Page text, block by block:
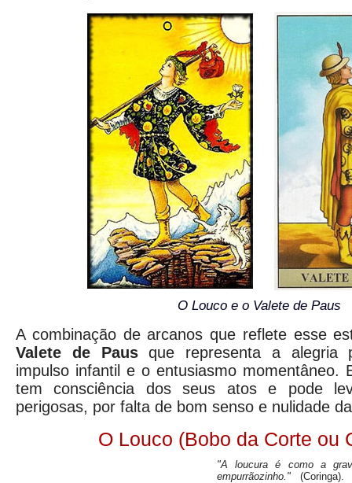
O Louco e o Valete de Paus
A combinação de arcanos que reflete esse
Valete de Pausque representa a alegria
impulso infantil e o entusiasmo momentâneo.
tem consciência dos seus atos e pode
perigosas, por falta de bom senso e nulidade
O Louco (Bobo da Corte ou
"A loucura é como a
empurrãozinho."
(Coringa).